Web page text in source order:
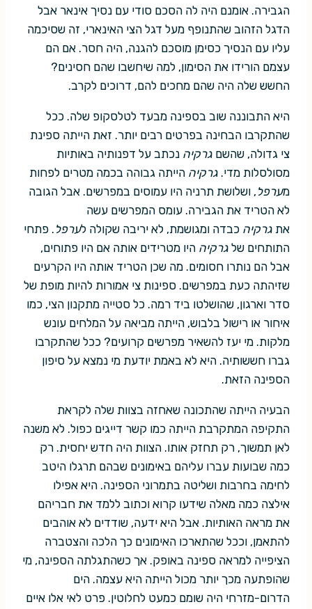
הגבירה. אומנם היה לה הסכם סודי עם נסיך אינאר אבל
הדגל הזהוב שהתנופף מעל דגל הצי האינארי, זה שסיכמה
עליו עם הנסיך כסימן מוסכם להגנה, היה חסר. אם הם
עצמם הורידו את הסימון, למה שיחשבו שהם חסינים?
החשש שלה היה שהם מחכים להם, דרוכים לקרב.
היא התבוננה שוב בספינה מבעד לטלסקופ שלה. ככל
שהתקרבו הבחינה בפרטים רבים יותר. זאת הייתה ספינת
צי גדולה, שהשם גרקיה נכתב על דפנותיה באותיות
מסולסלות מדי. גרקיה הייתה גבוהה בכמה מטרים לפחות
מערפל , ושלושת תרניה היו עמוסים במפרשים. אבל הגובה
לא הטריד את הגבירה. עומס המפרשים עשה
את גרקיה כבדה ומגושמת, לא יריבה שקולה לערפל . פתחי
התותחים של גרקיה היו מטרידים אותה אם היו פתוחים,
אבל הם נותרו חסומים. מה שכן הטריד אותה היו הקרעים
שזיהתה כעת במפרשים. ספינות צי אמורות להיות מופת של
סדר וארגון, שהושלטו ביד רמה. כל סטייה מתקנון הצי, כמו
איחור או רישול בלבוש, הייתה מביאה על המלחים עונש
מלקות. מי יעז להשאיר מפרשים קרועים? ככל שהתקרבו
גברו חששותיה. היא לא באמת יודעת מי נמצא על סיפון
הספינה הזאת.
הבעיה הייתה שהתכונה שאחזה בצוות שלה לקראת
התקיפה המתקרבת הייתה כמו קשר דייגים כפול. לא משנה
לאן תמשוך, רק תחזק אותו. הצוות היה חדש יחסית. רק
כמה שבועות עברו עליהם באימונים שבהם תרגלו היטב
לחימה בחרבות ושליטה בתמרוני הספינה. היא אפילו
אילצה כמה מאלה שידעו קרוא וכתוב ללמד את חבריהם
את מראה האותיות. אבל היא ידעה, שודדים לא אוהבים
להתאמן, וככל שהתארכו האימונים כך הלכה והצטברה
הציפייה למראה ספינה באופק. אך כשהתגלתה הספינה, מי
שהופתעה מכך יותר מכול הייתה היא עצמה. הים
הדרום-מזרחי היה שומם כמעט לחלוטין. פרט לאי אלו איים